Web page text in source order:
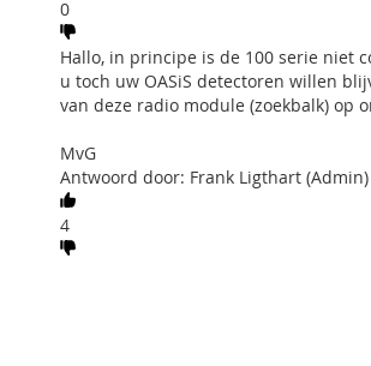
0
Hallo, in principe is de 100 serie niet
u toch uw OASiS detectoren willen
van deze radio module (zoekbalk) op
MvG
Antwoord door: Frank Ligthart
4